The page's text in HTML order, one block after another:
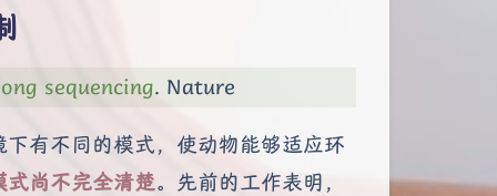
sequencing. Nature
有不同的模式，使动物能够适应环
尚不完全清楚。先前的工作表明，